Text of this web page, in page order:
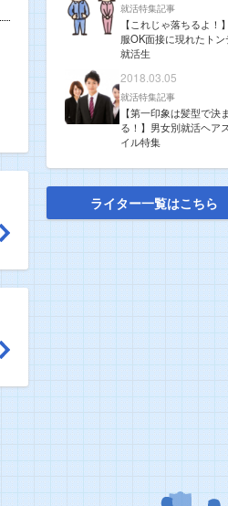
就活特集記事
【これじゃ落ちるよ！
服OK面接に現れたトン
就活生
2018.03.05
就活特集記事
【第一印象は髪型で決ま
る！】男女別就活ヘア
イル特集
ライター一覧はこちら